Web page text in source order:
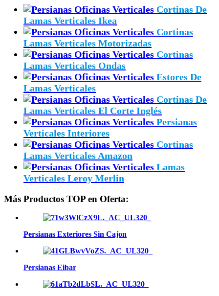
Cortinas De
Lamas Verticales Ikea
Cortinas
Lamas Verticales Motorizadas
Cortinas
Lamas Verticales Ondas
Estores De
Lamas Verticales
Cortinas De
Lamas Verticales El Corte Inglés
Persianas
Verticales Interiores
Cortinas
Lamas Verticales Amazon
Lamas
Verticales Leroy Merlin
Más Productos TOP en Oferta:
Persianas Exteriores Sin Cajon
Persianas Eibar